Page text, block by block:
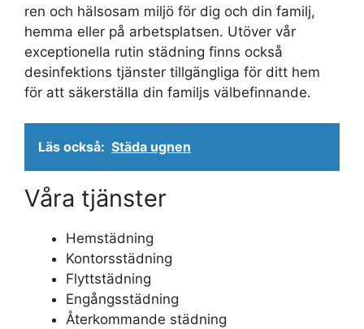
ren och hälsosam miljö för dig och din familj,
hemma eller på arbetsplatsen. Utöver vår
exceptionella rutin städning finns också
desinfektions tjänster tillgängliga för ditt hem
för att säkerställa din familjs välbefinnande.
Läs också: Städa ugnen
Våra tjänster
Hemstädning
Kontorsstädning
Flyttstädning
Engångsstädning
Återkommande städning